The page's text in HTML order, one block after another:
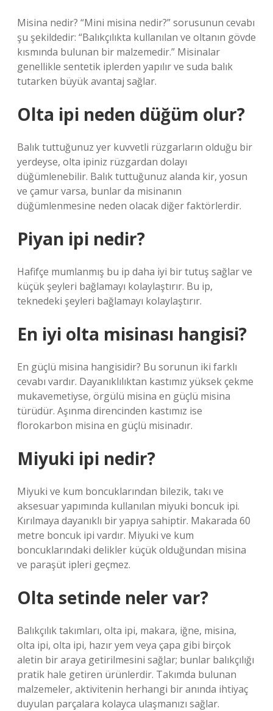
Misina nedir? “Mini misina nedir?” sorusunun cevabı
şu şekildedir: “Balıkçılıkta kullanılan ve oltanın gövde
kısmında bulunan bir malzemedir.” Misinalar
genellikle sentetik iplerden yapılır ve suda balık
tutarken büyük avantaj sağlar.
Olta ipi neden düğüm olur?
Balık tuttuğunuz yer kuvvetli rüzgarların olduğu bir
yerdeyse, olta ipiniz rüzgardan dolayı
düğümlenebilir. Balık tuttuğunuz alanda kir, yosun
ve çamur varsa, bunlar da misinanın
düğümlenmesine neden olacak diğer faktörlerdir.
Piyan ipi nedir?
Hafifçe mumlanmış bu ip daha iyi bir tutuş sağlar ve
küçük şeyleri bağlamayı kolaylaştırır. Bu ip,
teknedeki şeyleri bağlamayı kolaylaştırır.
En iyi olta misinası hangisi?
En güçlü misina hangisidir? Bu sorunun iki farklı
cevabı vardır. Dayanıklılıktan kastımız yüksek çekme
mukavemetiyse, örgülü misina en güçlü misina
türüdür. Aşınma direncinden kastımız ise
florokarbon misina en güçlü misinadır.
Miyuki ipi nedir?
Miyuki ve kum boncuklarından bilezik, takı ve
aksesuar yapımında kullanılan miyuki boncuk ipi.
Kırılmaya dayanıklı bir yapıya sahiptir. Makarada 60
metre boncuk ipi vardır. Miyuki ve kum
boncuklarındaki delikler küçük olduğundan misina
ve paraşüt ipleri geçmez.
Olta setinde neler var?
Balıkçılık takımları, olta ipi, makara, iğne, misina,
olta ipi, olta ipi, hazır yem veya çapa gibi birçok
aletin bir araya getirilmesini sağlar; bunlar balıkçılığı
pratik hale getiren ürünlerdir. Takımda bulunan
malzemeler, aktivitenin herhangi bir anında ihtiyaç
duyulan parçalara kolayca ulaşmanızı sağlar.